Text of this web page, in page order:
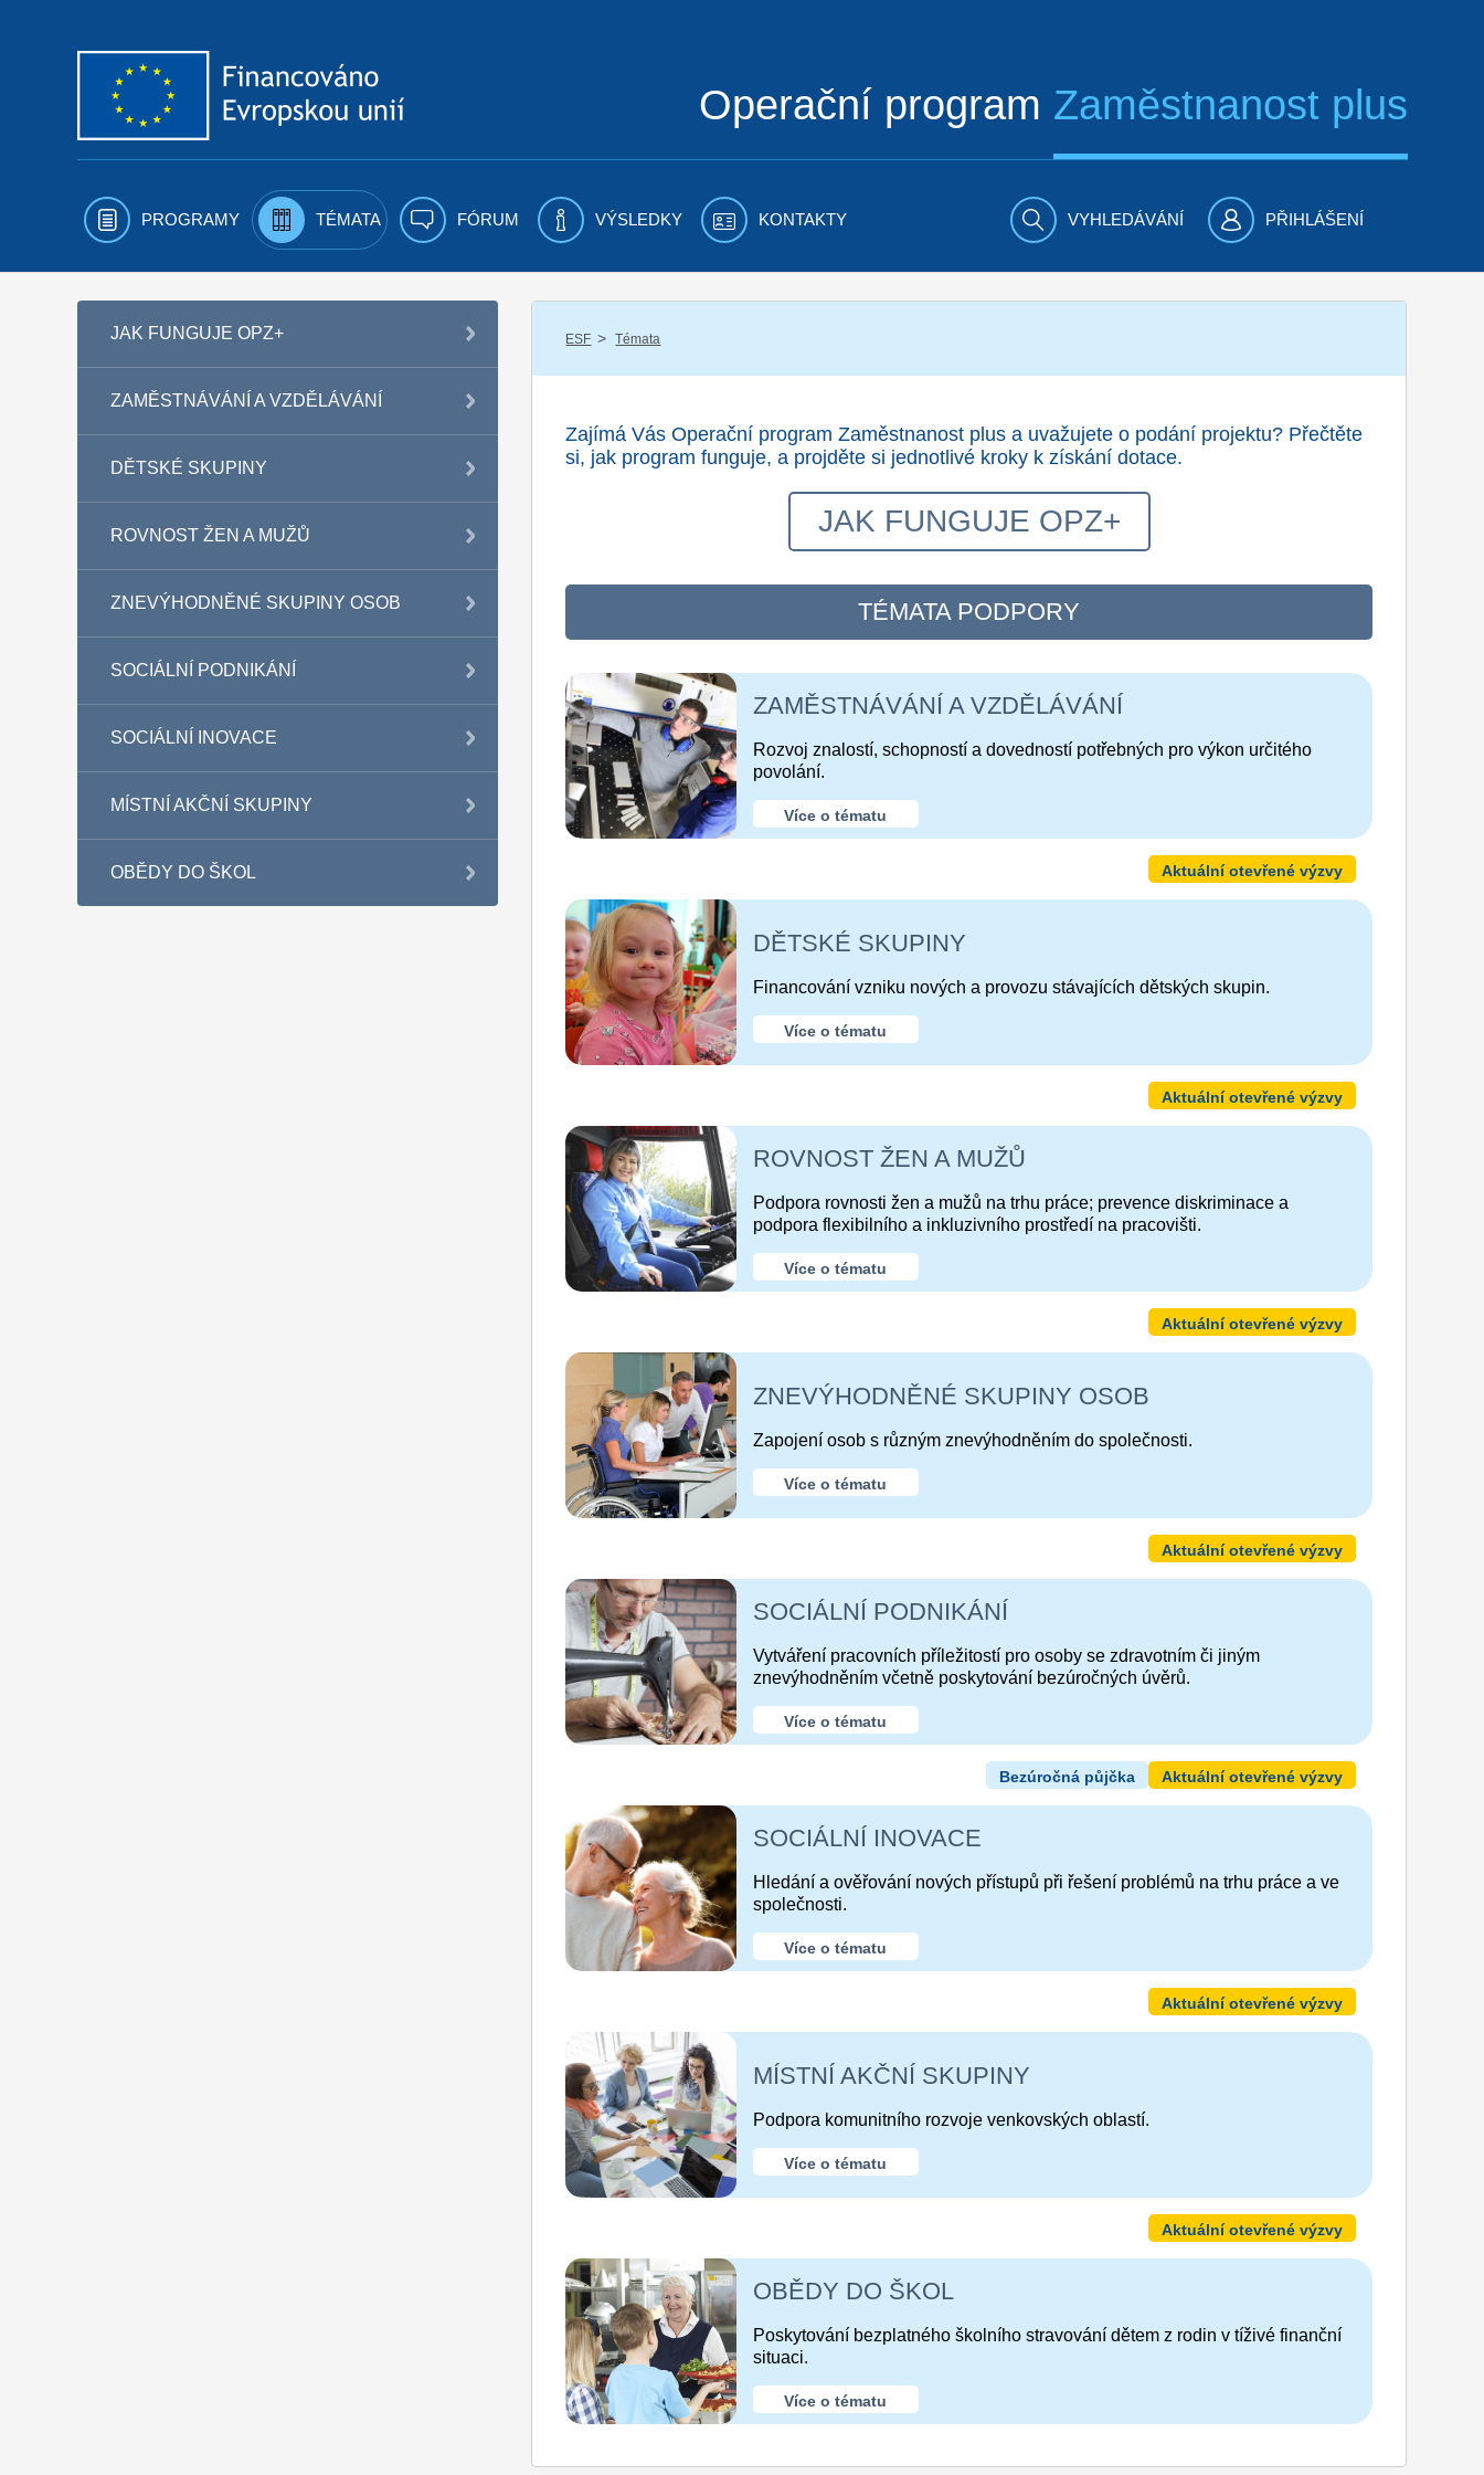
Operační program Zaměstnanost plus
PROGRAMY TÉMATA FÓRUM VÝSLEDKY KONTAKTY VYHLEDÁVÁNÍ PŘIHLÁŠENÍ
JAK FUNGUJE OPZ+
ZAMĚSTNÁVÁNÍ A VZDĚLÁVÁNÍ
DĚTSKÉ SKUPINY
ROVNOST ŽEN A MUŽŮ
ZNEVÝHODNĚNÉ SKUPINY OSOB
SOCIÁLNÍ PODNIKÁNÍ
SOCIÁLNÍ INOVACE
MÍSTNÍ AKČNÍ SKUPINY
OBĚDY DO ŠKOL
ESF / Témata
Zajímá Vás Operační program Zaměstnanost plus a uvažujete o podání projektu? Přečtěte
si, jak program funguje, a projděte si jednotlivé kroky k získání dotace.
JAK FUNGUJE OPZ+
TÉMATA PODPORY
ZAMĚSTNÁVÁNÍ A VZDĚLÁVÁNÍ
Rozvoj znalostí, schopností a dovedností potřebných pro výkon určitého
povolání.
Více o tématu
Aktuální otevřené výzvy
DĚTSKÉ SKUPINY
Financování vzniku nových a provozu stávajících dětských skupin.
Více o tématu
Aktuální otevřené výzvy
ROVNOST ŽEN A MUŽŮ
Podpora rovnosti žen a mužů na trhu práce; prevence diskriminace a
podpora flexibilního a inkluzivního prostředí na pracovišti.
Více o tématu
Aktuální otevřené výzvy
ZNEVÝHODNĚNÉ SKUPINY OSOB
Zapojení osob s různým znevýhodněním do společnosti.
Více o tématu
Aktuální otevřené výzvy
SOCIÁLNÍ PODNIKÁNÍ
Vytváření pracovních příležitostí pro osoby se zdravotním či jiným
znevýhodněním včetně poskytování bezúročných úvěrů.
Více o tématu
Bezúročná půjčka Aktuální otevřené výzvy
SOCIÁLNÍ INOVACE
Hledání a ověřování nových přístupů při řešení problémů na trhu práce a ve
společnosti.
Více o tématu
Aktuální otevřené výzvy
MÍSTNÍ AKČNÍ SKUPINY
Podpora komunitního rozvoje venkovských oblastí.
Více o tématu
Aktuální otevřené výzvy
OBĚDY DO ŠKOL
Poskytování bezplatného školního stravování dětem z rodin v tíživé finanční
situaci.
Více o tématu